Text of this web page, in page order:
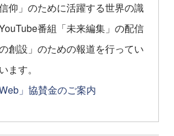
仰」のために活躍する世界の識
番組「未来編集」の配信
創設」のための報道を行ってい
ます。
」協賛金のご案内